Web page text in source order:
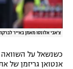
צ'אבי אלונסו מאמן באייר
כשנשאל על השוואה
אנטואן גריזמן של